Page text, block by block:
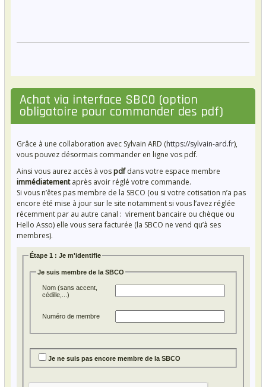
Achat via interface SBCO (option
obligatoire pour commander des pdf)
Grâce à une collaboration avec Sylvain ARD (https://sylvain-ard.fr),
vous pouvez désormais commander en ligne vos pdf.
Ainsi vous aurez accès à vospdfdans votre espace membre
immédiatementaprès avoir réglé votre commande.
Si vous n’êtes pas membre de la SBCO (ou si votre cotisation n’a pas
encore été mise à jour sur le site notamment si vous l’avez réglée
récemment par au autre canal : virement bancaire ou chèque ou
Hello Asso) elle vous sera facturée (la SBCO ne vend qu’à ses
membres).